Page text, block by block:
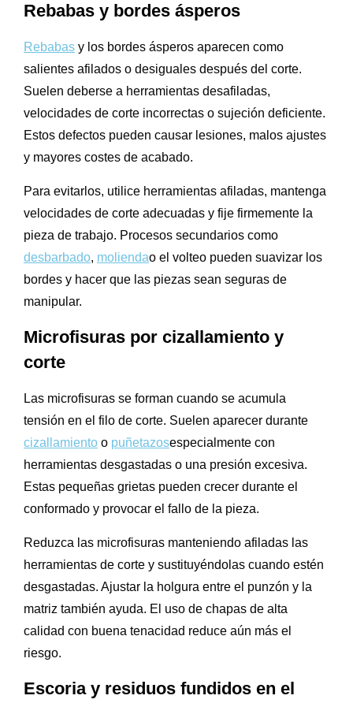
Rebabas y bordes ásperos
Rebabas y los bordes ásperos aparecen como
salientes afilados o desiguales después del corte.
Suelen deberse a herramientas desafiladas,
velocidades de corte incorrectas o sujeción deficiente.
Estos defectos pueden causar lesiones, malos ajustes
y mayores costes de acabado.
Para evitarlos, utilice herramientas afiladas, mantenga
velocidades de corte adecuadas y fije firmemente la
pieza de trabajo. Procesos secundarios como
desbarbado, moliendao el volteo pueden suavizar los
bordes y hacer que las piezas sean seguras de
manipular.
Microfisuras por cizallamiento y
corte
Las microfisuras se forman cuando se acumula
tensión en el filo de corte. Suelen aparecer durante
cizallamiento o puñetazosespecialmente con
herramientas desgastadas o una presión excesiva.
Estas pequeñas grietas pueden crecer durante el
conformado y provocar el fallo de la pieza.
Reduzca las microfisuras manteniendo afiladas las
herramientas de corte y sustituyéndolas cuando estén
desgastadas. Ajustar la holgura entre el punzón y la
matriz también ayuda. El uso de chapas de alta
calidad con buena tenacidad reduce aún más el
riesgo.
Escoria y residuos fundidos en el